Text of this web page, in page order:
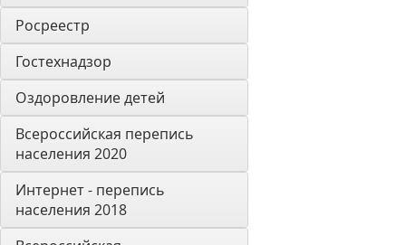
Росреестр
Гостехнадзор
Оздоровление детей
Всероссийская перепись
населения 2020
Интернет - перепись
населения 2018